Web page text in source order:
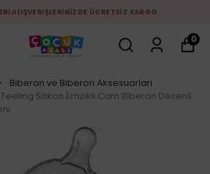
ALIŞVERİŞLERİNİZDE ÜCRETSİZ KARGO
0
Biberon ve Biberon Aksesuarları
Silikon Emzikli Cam Biberon Desenli